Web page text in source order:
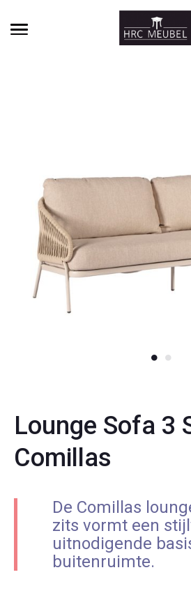
Lounge Sofa 3
Comillas
De Comillas
zits vormt een
uitnodigende
buitenruimte.